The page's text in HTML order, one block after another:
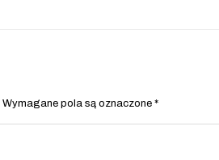
Wymagane pola są oznaczone *